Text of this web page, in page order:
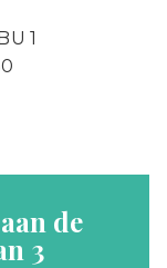
1
de
3